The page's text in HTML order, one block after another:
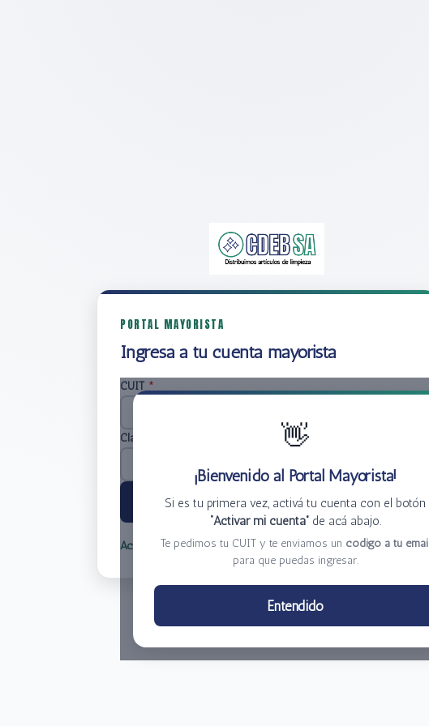
PORTAL MAYORISTA
Ingresá a tu cuenta mayorista
👋
¡Bienvenido al Portal Mayorista!
Si es tu primera vez, activá tu cuenta con el botón
“Activar mi cuenta”de acá abajo.
Te pedimos tu CUIT y te enviamos un código a tu email
para que puedas ingresar.
Entendido
CUIT *
Clave
Ingresar
Activar mi cuenta Olvidé mi clave
Centro de Distribución El Bacha S.A.